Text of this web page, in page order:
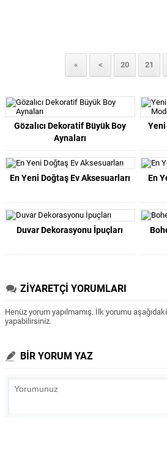
« < 20 21
Gözalıcı Dekoratif Büyük Boy
Aynaları
En Yeni Doğtaş Ev Aksesuarları En
Duvar Dekorasyonu İpuçları
ZİYARETÇİ YORUMLARI
Henüz yorum yapılmamış. İlk yorumu
yapabilirsiniz.
BİR YORUM YAZ